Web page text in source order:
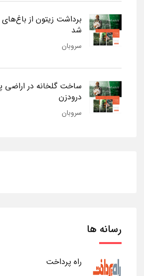
برداشت زیتون از باغ‌های
شد
سروبان
ساخت گلخانه در اراضی
درودزن
سروبان
رسانه ها
راه پرداخت